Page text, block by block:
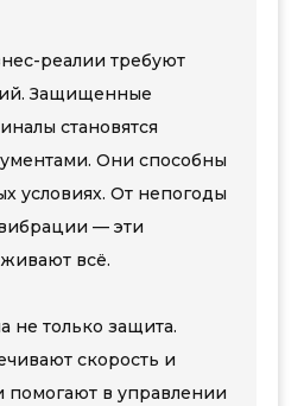
реалии требуют
Защищенные
становятся
Они способны
условиях. От непогоды
— эти
всё.
не только защита.
скорость и
помогают в управлении